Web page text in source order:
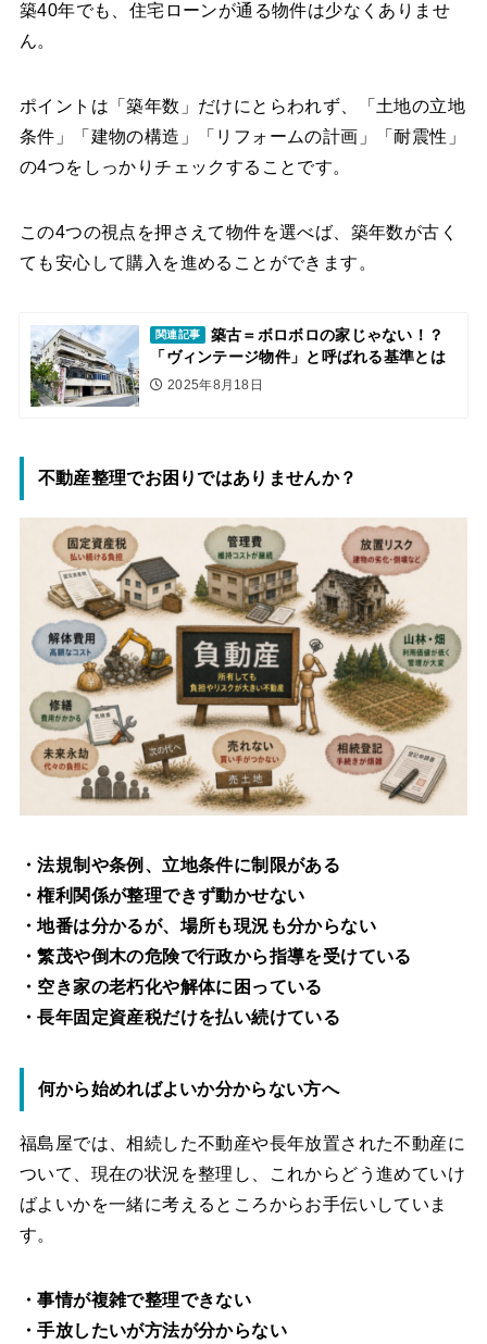
築40年でも、住宅ローンが通る物件は少なくありませ
ん。
ポイントは「築年数」だけにとらわれず、「土地の立地
条件」「建物の構造」「リフォームの計画」「耐震性」
の4つをしっかりチェックすることです。
この4つの視点を押さえて物件を選べば、築年数が古く
ても安心して購入を進めることができます。
関連記事
築古＝ボロボロの家じゃない！？
「ヴィンテージ物件」と呼ばれる基準とは
2025年8月18日
不動産整理でお困りではありませんか？
・法規制や条例、立地条件に制限がある
・権利関係が整理できず動かせない
・地番は分かるが、場所も現況も分からない
・繁茂や倒木の危険で行政から指導を受けている
・空き家の老朽化や解体に困っている
・長年固定資産税だけを払い続けている
何から始めればよいか分からない方へ
福島屋では、相続した不動産や長年放置された不動産に
ついて、現在の状況を整理し、これからどう進めていけ
ばよいかを一緒に考えるところからお手伝いしていま
す。
・事情が複雑で整理できない
・手放したいが方法が分からない